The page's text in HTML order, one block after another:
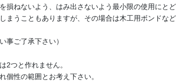
ねないよう、はみ出さないよう最小限の使用にとど
まうこともありますが、その場合は木工用ボンドな
事ご了承下さい）
2つと作れません。
個性の範囲とお考え下さい。